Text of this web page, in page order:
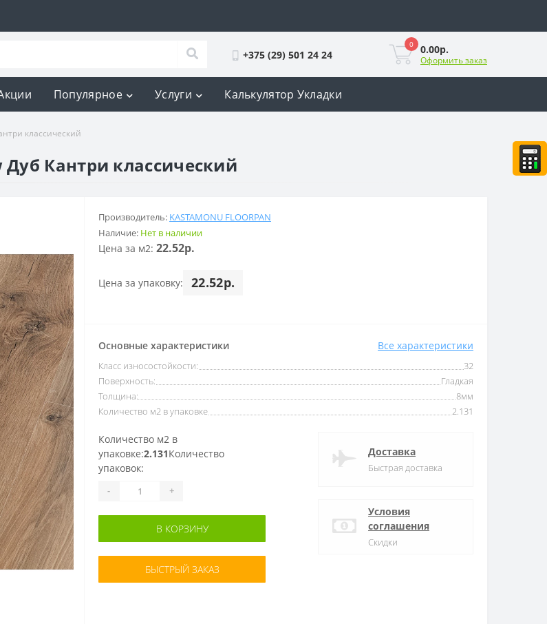
+375 (29) 501 24 24
0 0.00р.
Оформить заказ
Популярное Услуги Калькулятор Укладки
классический
Кантри классический
Производитель: KASTAMONU FLOORPAN
Наличие: Нет в наличии
Цена за м2: 22.52р.
Цена за упаковку: 22.52р.
Основные характеристики Все характеристики
Класс износостойкости:
32
Поверхность:
Гладкая
Толщина:
8мм
Количество м2 в упаковке
2.131
Количество м2 в
упаковке:2.131Количество
упаковок:
- +
В КОРЗИНУ
БЫСТРЫЙ ЗАКАЗ
Доставка
Быстрая доставка
Условия
соглашения
Скидки